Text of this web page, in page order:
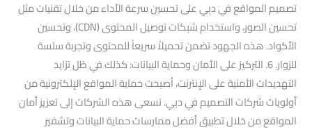
تصميم المواقع في دبي على تحسين سرعة الأداء من خلال تقنيات مثل
تحسين الصور، واستخدام شبكات توصيل المحتوى (CDN)، وتحسين
الأكواد. هذه الجهود تضمن تحميلاً سريعاً للمحتوى وتجربة سلسة
للزوار. 6. التركيز على الأمان وحماية البيانات: كذلك في ظل تزايد
التهديدات الأمنية على الإنترنت، أصبحت حماية المواقع الإلكترونية من
أولويات شركات التصميم في دبي. تسعى هذه الشركات إلى تعزيز أمان
المواقع من خلال تطبيق أفضل ممارسات حماية البيانات وتشفير